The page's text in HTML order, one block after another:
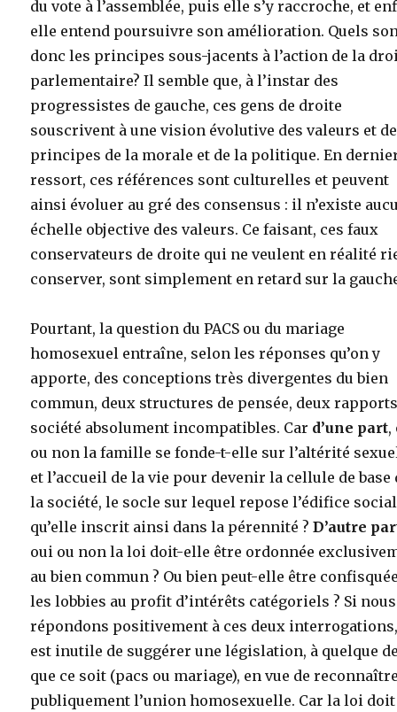
du vote à l’assemblée, puis elle s’y raccroche, et
elle entend poursuivre son amélioration. Quels
donc les principes sous-jacents à l’action de la
parlementaire? Il semble que, à l’instar des
progressistes de gauche, ces gens de droite
souscrivent à une vision évolutive des valeurs et
principes de la morale et de la politique. En
ressort, ces références sont culturelles et peuvent
ainsi évoluer au gré des consensus : il n’existe
échelle objective des valeurs. Ce faisant, ces faux
conservateurs de droite qui ne veulent en réalité
conserver, sont simplement en retard sur la
Pourtant, la question du PACS ou du mariage
homosexuel entraîne, selon les réponses qu’on y
apporte, des conceptions très divergentes du bien
commun, deux structures de pensée, deux
société absolument incompatibles. Car d’une part,
ou non la famille se fonde-t-elle sur l’altérité
et l’accueil de la vie pour devenir la cellule de base
la société, le socle sur lequel repose l’édifice social
qu’elle inscrit ainsi dans la pérennité ?D’autre
oui ou non la loi doit-elle être ordonnée
au bien commun ? Ou bien peut-elle être
les lobbies au profit d’intérêts catégoriels ? Si nous
répondons positivement à ces deux
est inutile de suggérer une législation, à quelque
que ce soit (pacs ou mariage), en vue de
publiquement l’union homosexuelle. Car la loi